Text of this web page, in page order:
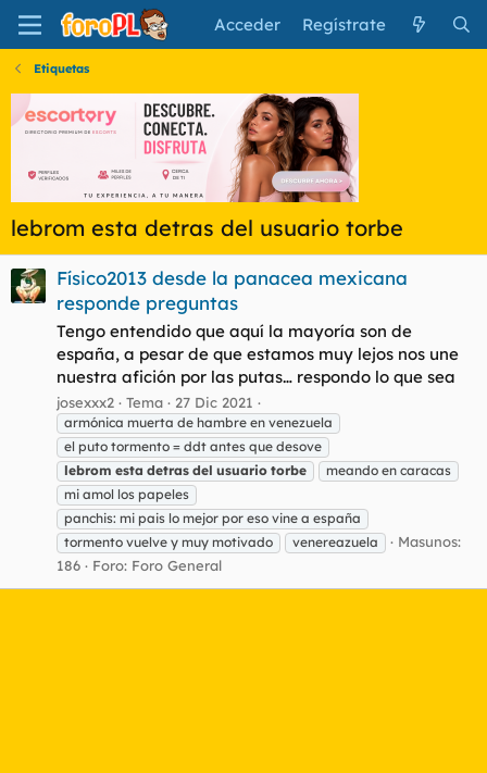
Acceder Regístrate
Etiquetas
lebrom esta detras del usuario torbe
Físico2013 desde la panacea mexicana
responde preguntas
Tengo entendido que aquí la mayoría son de
españa, a pesar de que estamos muy lejos nos une
nuestra afición por las putas… respondo lo que sea
josexxx2 Tema 27 Dic 2021
armónica muerta de hambre en venezuela
el puto tormento = ddt antes que desove
lebrom esta detras del usuario torbe
meando en caracas
mi amol los papeles
panchis: mi pais lo mejor por eso vine a españa
tormento vuelve y muy motivado
venereazuela
Masunos:
186
Foro: Foro General